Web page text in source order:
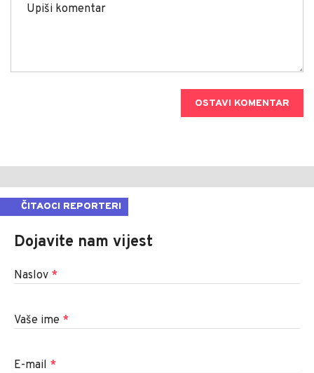
OSTAVI KOMENTAR
ČITAOCI REPORTERI
Dojavite nam vijest
Naslov *
Vaše ime *
E-mail *